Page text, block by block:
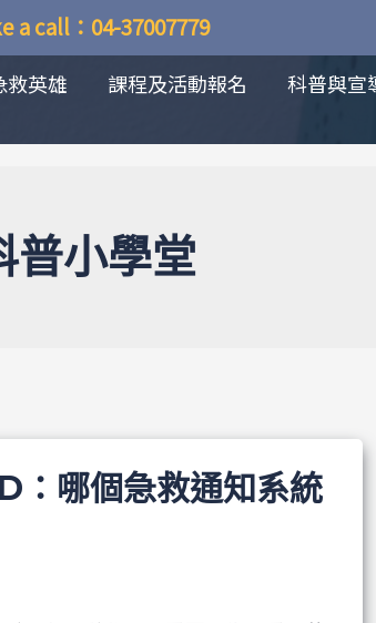
a call：04-37007779
救英雄 課程及活動報名 科普與宣
普小學堂
：哪個急救通知系統